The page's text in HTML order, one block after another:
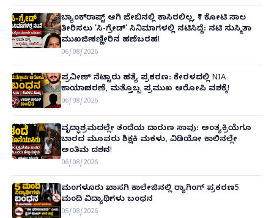
ಬ್ಯಾಂಕ್‌ರಾಪ್ಟ್‌ ಆಗಿ ಜೇಬಿನಲ್ಲಿ ಕಾಸಿರಲಿಲ್ಲ, ₹1 ಕೋಟಿ ಸಾಲ
ತೀರಿಸಲು 'ಸಿ-ಗ್ರೇಡ್' ಸಿನಿಮಾಗಳಲ್ಲಿ ನಟಿಸಿದ್ದೆ: ನಟಿ ಸುಸ್ಮಿತಾ
ಮುಖರ್ಜಿ ಕಣ್ಣೀರಿನ ಹಣೆಬರಹ!
06/08/2026
ಪ್ರವೀಣ್ ನೆಟ್ಟಾರು ಹತ್ಯೆ ಪ್ರಕರಣ: ಕೇರಳದಲ್ಲಿ NIA
ಕಾರ್ಯಾಚರಣೆ, ಮತ್ತೊಬ್ಬ ಪ್ರಮುಖ ಆರೋಪಿ ವಶಕ್ಕೆ!
06/08/2026
ವೃದ್ಧಾಶ್ರಮದಲ್ಲೇ ತಂದೆಯ ದಾರುಣ ಸಾವು: ಅಂತ್ಯಕ್ರಿಯೆಗೂ
ಬಾರದ ಮೂವರು ಶಿಕ್ಷಕಿ ಮಕಳು, ವಿಡಿಯೋ ಕಾಲಿನಲ್ಲೇ
ಅಂತಿಮ ದರ್ಶನ!
06/08/2026
ಮಂಗಳೂರು ಖಾಸಗಿ ಕಾಲೇಜಿನಲ್ಲಿ ರ‌್ಯಾಗಿಂಗ್ ಪ್ರಕರಣ5
ಮಂದಿ ವಿದ್ಯಾರ್ಥಿಗಳು ಬಂಧನ
05/08/2026